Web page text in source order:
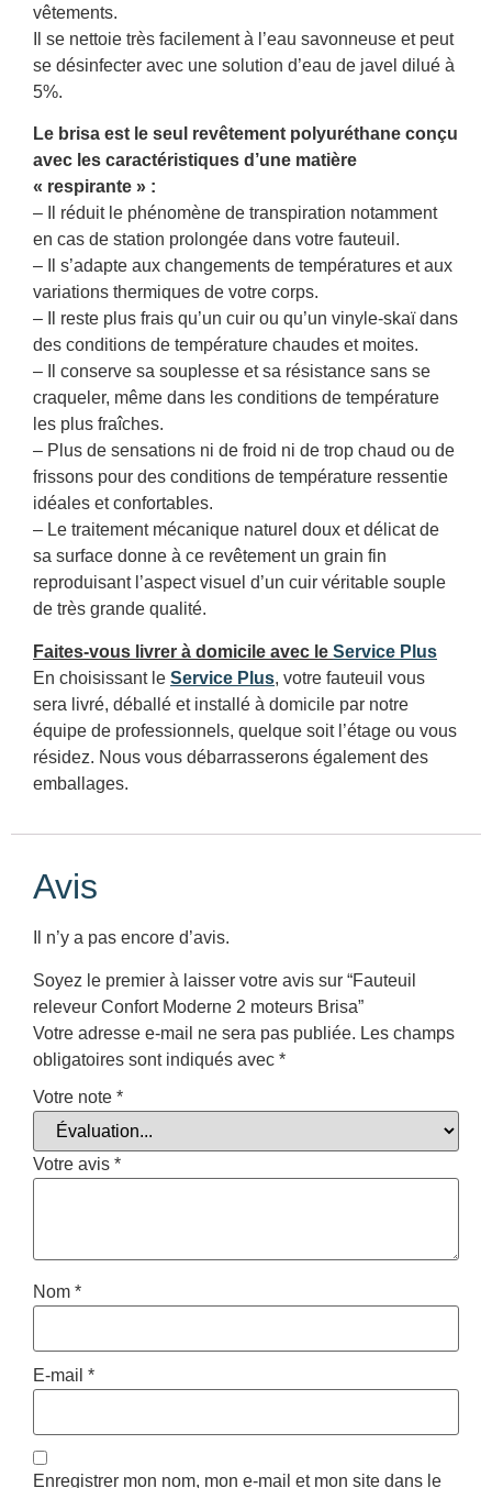
vêtements.
Il se nettoie très facilement à l’eau savonneuse et peut
se désinfecter avec une solution d’eau de javel dilué à
5%.
Le brisa est le seul revêtement polyuréthane conçu
avec les caractéristiques d’une matière
« respirante » :
– Il réduit le phénomène de transpiration notamment
en cas de station prolongée dans votre fauteuil.
– Il s’adapte aux changements de températures et aux
variations thermiques de votre corps.
– Il reste plus frais qu’un cuir ou qu’un vinyle-skaï dans
des conditions de température chaudes et moites.
– Il conserve sa souplesse et sa résistance sans se
craqueler, même dans les conditions de température
les plus fraîches.
– Plus de sensations ni de froid ni de trop chaud ou de
frissons pour des conditions de température ressentie
idéales et confortables.
– Le traitement mécanique naturel doux et délicat de
sa surface donne à ce revêtement un grain fin
reproduisant l’aspect visuel d’un cuir véritable souple
de très grande qualité.
Faites-vous livrer à domicile avec le Service Plus
En choisissant le Service Plus, votre fauteuil vous
sera livré, déballé et installé à domicile par notre
équipe de professionnels, quelque soit l’étage ou vous
résidez. Nous vous débarrasserons également des
emballages.
Avis
Il n’y a pas encore d’avis.
Soyez le premier à laisser votre avis sur “Fauteuil
releveur Confort Moderne 2 moteurs Brisa”
Votre adresse e-mail ne sera pas publiée. Les champs
obligatoires sont indiqués avec *
Votre note *
Votre avis *
Nom *
E-mail *
Enregistrer mon nom, mon e-mail et mon site dans le